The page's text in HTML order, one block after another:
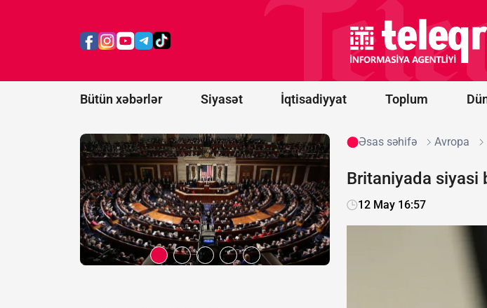
Bütün xəbərlər Siyasət İqtisadiyyat Toplum
Rusiya və
təsdiqləyib
Novorossiysk
yaxınlığında
türk yük
gəmisinə
PUA hücumu
FOTO
Əsas səhifə Avropa
Britaniyada siyasi
12 May 16:57